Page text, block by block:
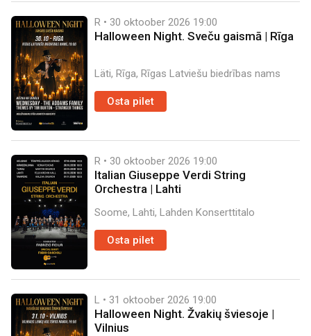
R • 30 oktoober 2026 19:00
Halloween Night. Sveču gaismā | Rīga
Läti, Rīga, Rīgas Latviešu biedrības nams
Osta pilet
R • 30 oktoober 2026 19:00
Italian Giuseppe Verdi String
Orchestra | Lahti
Soome, Lahti, Lahden Konserttitalo
Osta pilet
L • 31 oktoober 2026 19:00
Halloween Night. Žvakių šviesoje |
Vilnius